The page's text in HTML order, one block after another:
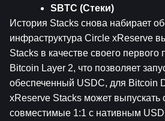
SBTC (Стеки)
История Stacks снова набирает
инфраструктура Circle xReserve
Stacks в качестве своего первого
Bitcoin Layer 2, что позволяет
обеспеченный USDC, для Bitcoin
xReserve Stacks может выпускать
совместимые 1:1 с нативным